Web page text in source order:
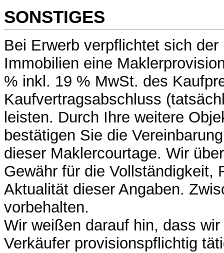
SONSTIGES
Bei Erwerb verpflichtet sich
Immobilien eine
% inkl. 19 % MwSt. des
Kaufvertragsabschluss
leisten. Durch Ihre weitere
bestätigen Sie die
dieser Maklercourtage. Wir
Gewähr für die Vollständigkeit,
Aktualität dieser Angaben.
vorbehalten.
Wir weißen darauf hin, dass
Verkäufer provisionspflichtig